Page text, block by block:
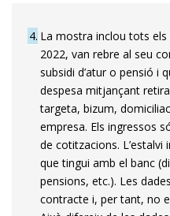
4 La mostra inclou tots els
2022, van rebre al seu
subsidi d’atur o pensió i
despesa mitjançant
targeta, bizum,
empresa. Els ingressos
de cotitzacions.
que tingui amb el banc
pensions, etc.). Les
contracte i, per tant, no